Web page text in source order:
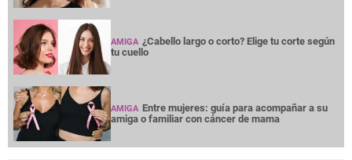
AMIGA ¿Cabello largo o corto? Elige tu corte según
tu cuello
AMIGA Entre mujeres: guía para acompañar a su
amiga o familiar con cáncer de mama